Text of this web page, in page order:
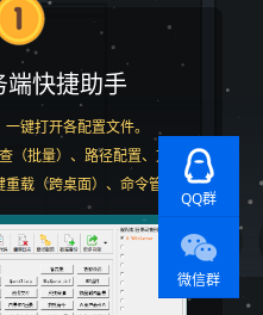
QQ群
微信群
端快捷助手
键打开各配置文件。
（批量）、路径配置、文本
载（跨桌面）、命令管理